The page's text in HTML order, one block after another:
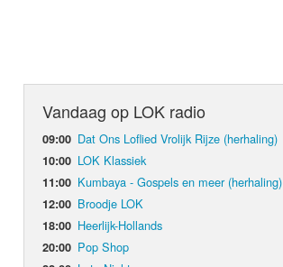
Vandaag op LOK radio
09:00 Dat Ons Loflied Vrolijk Rijze (herhaling)
10:00 LOK Klassiek
11:00 Kumbaya - Gospels en meer (herhaling)
12:00 Broodje LOK
18:00 Heerlijk-Hollands
20:00 Pop Shop